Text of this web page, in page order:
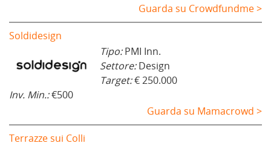
Guarda su Crowdfundme >
Soldidesign
Tipo:PMI Inn.
Settore:Design
Target:€ 250.000
Inv. Min.:€500
Guarda su Mamacrowd >
Terrazze sui Colli